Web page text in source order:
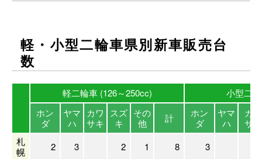
軽・小型二輪車県別新車販売台
数
軽二輪車 (126～250cc)
小型二
ホン
ダ
ヤマ
ハ
カワ
サキ
スズ
キ
その
他
計
ホン
ダ
ヤマ
ハ
カワ
サキ
札
幌
2 3 2 1 8 3